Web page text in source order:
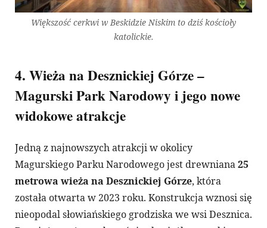
Większość cerkwi w Beskidzie Niskim to dziś kościoły
katolickie.
4. Wieża na Desznickiej Górze –
Magurski Park Narodowy i jego nowe
widokowe atrakcje
Jedną z najnowszych atrakcji w okolicy
Magurskiego Parku Narodowego jest drewniana25
metrowa wieża na Desznickiej Górze, która
została otwarta w 2023 roku. Konstrukcja wznosi się
nieopodal słowiańskiego grodziska we wsi Desznica.